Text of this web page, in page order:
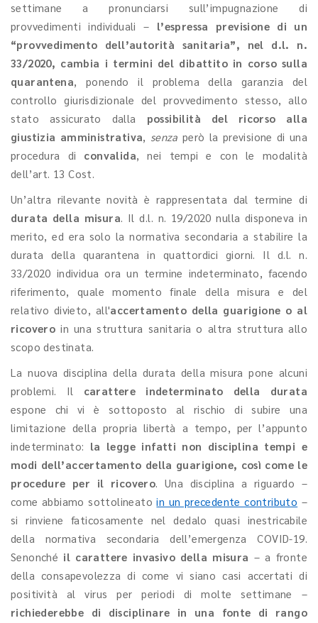
settimane a pronunciarsi sull’impugnazione di
provvedimenti individuali – l’espressa previsione di un
“provvedimento dell’autorità sanitaria”, nel d.l. n.
33/2020, cambia i termini del dibattito in corso sulla
quarantena, ponendo il problema della garanzia del
controllo giurisdizionale del provvedimento stesso, allo
stato assicurato dalla possibilità del ricorso alla
giustizia amministrativa, senza però la previsione di una
procedura di convalida, nei tempi e con le modalità
dell’art. 13 Cost.
Un’altra rilevante novità è rappresentata dal termine di
durata della misura. Il d.l. n. 19/2020 nulla disponeva in
merito, ed era solo la normativa secondaria a stabilire la
durata della quarantena in quattordici giorni. Il d.l. n.
33/2020 individua ora un termine indeterminato, facendo
riferimento, quale momento finale della misura e del
relativo divieto, all'accertamento della guarigione o al
ricovero in una struttura sanitaria o altra struttura allo
scopo destinata.
La nuova disciplina della durata della misura pone alcuni
problemi. Il carattere indeterminato della durata
espone chi vi è sottoposto al rischio di subire una
limitazione della propria libertà a tempo, per l’appunto
indeterminato: la legge infatti non disciplina tempi e
modi dell’accertamento della guarigione, così come le
procedure per il ricovero. Una disciplina a riguardo –
come abbiamo sottolineatoin un precedente contributo –
si rinviene faticosamente nel dedalo quasi inestricabile
della normativa secondaria dell’emergenza COVID-19.
Senonché il carattere invasivo della misura – a fronte
della consapevolezza di come vi siano casi accertati di
positività al virus per periodi di molte settimane –
richiederebbe di disciplinare in una fonte di rango